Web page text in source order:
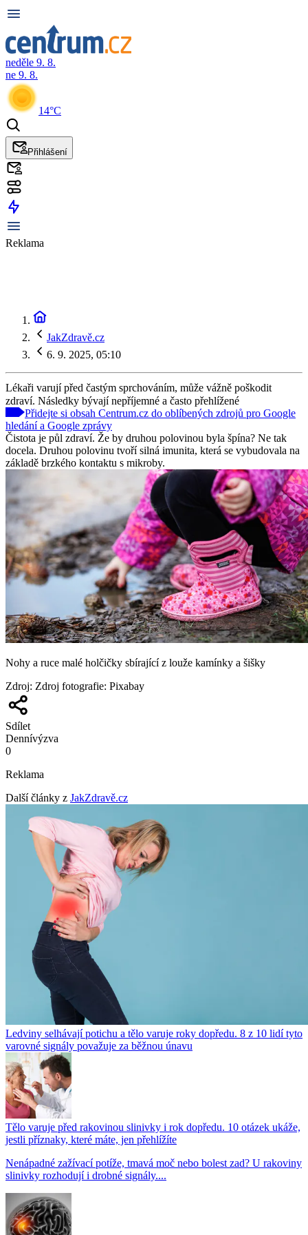
neděle 9. 8.
ne 9. 8.
14°C
Přihlášení
Reklama
JakZdravě.cz
6. 9. 2025, 05:10
Lékaři varují před častým sprchováním, může vážně poškodit
zdraví. Následky bývají nepříjemné a často přehlížené
Přidejte si obsah Centrum.cz do oblíbených zdrojů pro Google
hledání a Google zprávy
Čistota je půl zdraví. Že by druhou polovinou byla špína? Ne tak
docela. Druhou polovinu tvoří silná imunita, která se vybudovala na
základě brzkého kontaktu s mikroby.
Nohy a ruce malé holčičky sbírající z louže kamínky a šišky
Zdroj: Zdroj fotografie: Pixabay
Sdílet
Dennívýzva
0
Reklama
Další články z JakZdravě.cz
Ledviny selhávají potichu a tělo varuje roky dopředu. 8 z 10 lidí tyto
varovné signály považuje za běžnou únavu
Tělo varuje před rakovinou slinivky i rok dopředu. 10 otázek ukáže,
jestli příznaky, které máte, jen přehlížíte
Nenápadné zažívací potíže, tmavá moč nebo bolest zad? U rakoviny
slinivky rozhodují i drobné signály....